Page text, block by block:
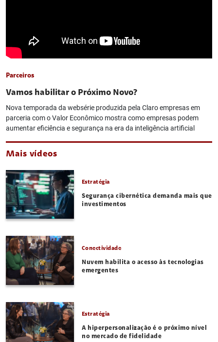
Parceiros
Vamos habilitar o Próximo Novo?
Nova temporada da websérie produzida pela Claro empresas em
parceria com o Valor Econômico mostra como empresas podem
aumentar eficiência e segurança na era da inteligência artificial
Mais vídeos
Estratégia
Segurança cibernética demanda mais que
investimentos
Conectividade
Nuvem habilita o acesso às tecnologias
emergentes
Estratégia
A hiperpersonalização é o próximo nível
no mercado de fidelidade